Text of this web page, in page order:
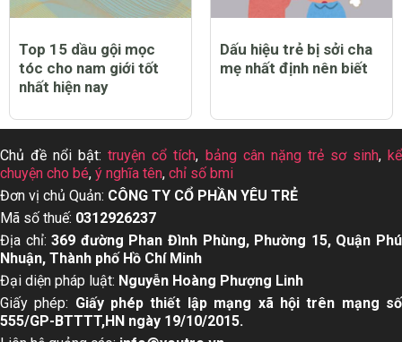
Top 15 dầu gội mọc
tóc cho nam giới tốt
nhất hiện nay
Dấu hiệu trẻ bị sởi cha
mẹ nhất định nên biết
Chủ đề nổi bật:truyện cổ tích, bảng cân nặng trẻ sơ sinh,kể
chuyện cho bé, ý nghĩa tên, chỉ số bmi
Đơn vị chủ Quản: CÔNG TY CỔ PHẦN YÊU TRẺ
Mã số thuế: 0312926237
Địa chỉ:369 đường Phan Đình Phùng, Phường 15, Quận Phú
Nhuận, Thành phố Hồ Chí Minh
Đại diện pháp luật: Nguyễn Hoàng Phượng Linh
Giấy phép: Giấy phép thiết lập mạng xã hội trên mạng số
555/GP-BTTTT,HN ngày 19/10/2015.